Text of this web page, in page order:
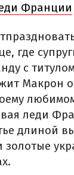
Франции
где
с
Макрон
леди
длиной
золотые